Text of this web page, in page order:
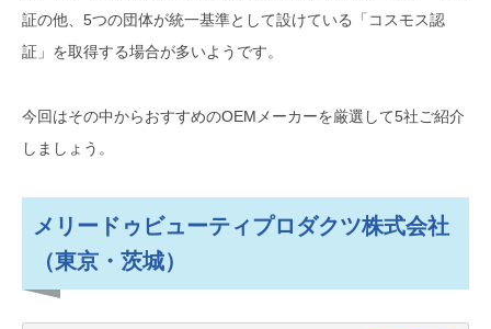
イタリアを始めEU全土で認知され
ている認証機関「ICEA（イチェ
全成分の95～100%が有機栽培さ
口に入っても安全なレベルが求め
「ACO（オーストラリアオーガニ
ック認証）」
証の他、5つの団体が統一基準として設けている「コスモス認
証」を取得する場合が多いようです。
今回はその中からおすすめのOEMメーカーを厳選して5社ご紹介
しましょう。
メリードゥビューティプロダクツ株式会社
（東京・茨城）